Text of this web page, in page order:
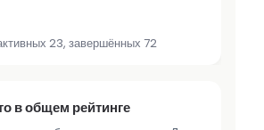
23, завершённых 72
в общем рейтинге